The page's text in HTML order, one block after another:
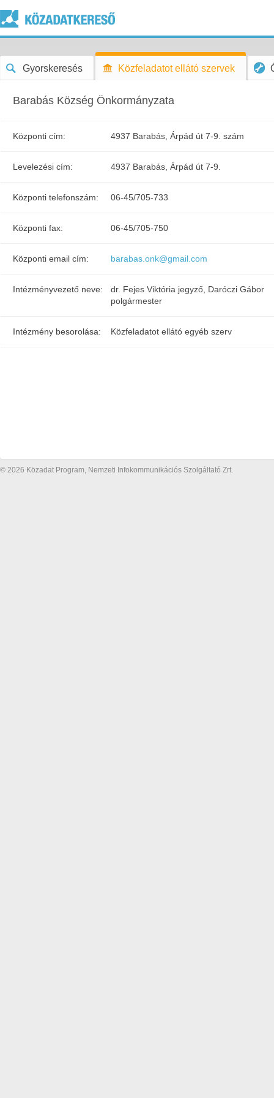
Gyorskeresés Közfeladatot ellátó szervek
Barabás Község Önkormányzata
Központi cím: 4937 Barabás, Árpád út 7-9. szám
Levelezési cím: 4937 Barabás, Árpád út 7-9.
Központi telefonszám: 06-45/705-733
Központi fax: 06-45/705-750
Központi email cím: barabas.onk@gmail.com
Intézményvezető neve:
dr. Fejes Viktória jegyző, Daróczi Gábor
polgármester
Intézmény besorolása: Közfeladatot ellátó egyéb szerv
© 2026 Közadat Program, Nemzeti Infokommunikációs Szolgáltató Zrt.